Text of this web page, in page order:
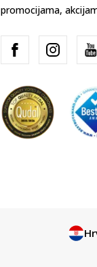
promocijama,